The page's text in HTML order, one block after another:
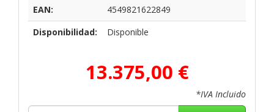
EAN:
4549821622849
Disponibilidad:
Disponible
13.375,00 €
*IVA Incluido